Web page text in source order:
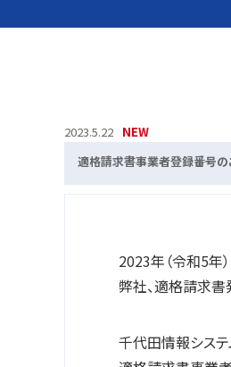
2023.5.22
適格請求書事業者登録番号の
2023年（令和5年
弊社、適格請求書
千代田情報シス